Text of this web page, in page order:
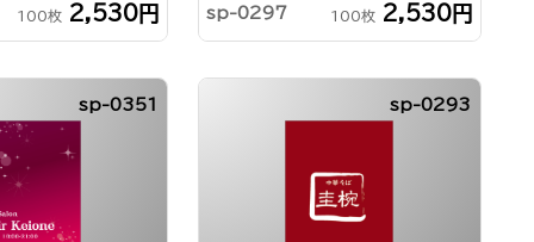
100枚 2,530円 sp-0297 100枚 2,530円
sp-0351 sp-0293